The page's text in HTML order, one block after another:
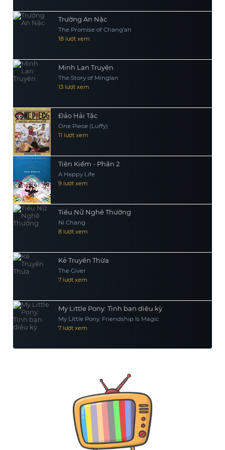
Trường An Nặc
The Promise of Chang’an
18 lượt xem
Minh Lan Truyện
The Story of Minglan
13 lượt xem
Đảo Hải Tặc
One Piece (Luffy)
11 lượt xem
Tiên Kiếm - Phần 2
A Happy Life
9 lượt xem
Tiểu Nữ Nghê Thường
Ni Chang
8 lượt xem
Kẻ Truyền Thừa
The Giver
7 lượt xem
My Little Pony: Tình bạn diệu kỳ
My Little Pony: Friendship Is Magic
7 lượt xem